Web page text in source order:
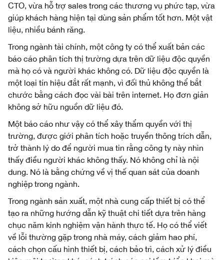
CTO, vừa hỗ trợ sales trong các thương vụ phức tạp, vừa
giúp khách hàng hiện tại dùng sản phẩm tốt hơn. Một vật
liệu, nhiều bánh răng.
Trong ngành tài chính, một công ty có thể xuất bản các
báo cáo phân tích thị trường dựa trên dữ liệu độc quyền
mà họ có và người khác không có. Dữ liệu độc quyền là
một loại tín hiệu đắt rất mạnh, vì đối thủ không thể bắt
chước bằng cách đọc vài bài trên internet. Họ đơn giản
không sở hữu nguồn dữ liệu đó.
Một báo cáo như vậy có thể xây thẩm quyền với thị
trường, được giới phân tích hoặc truyền thông trích dẫn,
trở thành lý do để người mua tin rằng công ty này nhìn
thấy điều người khác không thấy. Nó không chỉ là nội
dung. Nó là bằng chứng về vị thế quan sát của doanh
nghiệp trong ngành.
Trong ngành sản xuất, một nhà cung cấp thiết bị có thể
tạo ra những hướng dẫn kỹ thuật chi tiết dựa trên hàng
chục năm kinh nghiệm vận hành thực tế. Họ có thể viết
về lỗi thường gặp trong nhà máy, cách giảm hao phí,
cách chọn cấu hình thiết bị, cách bảo trì, cách xử lý điều